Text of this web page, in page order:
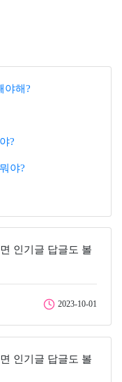
야해?
?
야?
인기글 답글도 볼
2023-10-01
인기글 답글도 볼